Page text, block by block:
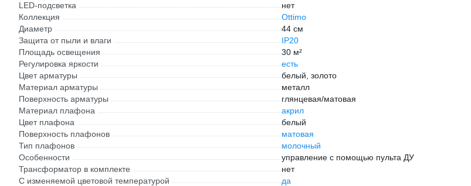
LED-подсветка
нет
Коллекция
Ottimo
Диаметр
44 см
Защита от пыли и влаги
IP20
Площадь освещения
30 м²
Регулировка яркости
есть
Цвет арматуры
белый, золото
Материал арматуры
металл
Поверхность арматуры
глянцевая/матовая
Материал плафона
акрил
Цвет плафона
белый
Поверхность плафонов
матовая
Тип плафонов
молочный
Особенности
управление с помощью пульта ДУ
Трансформатор в комплекте
нет
С изменяемой цветовой температурой
да